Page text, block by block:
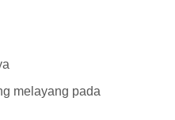
melayang pada